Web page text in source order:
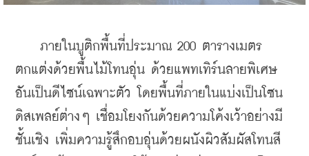
ภายในบูติกพื้นที่ประมาณ 200 ตารางเมตร
ตกแต่งด้วยพื้นไม้โทนอุ่น ด้วยแพทเทิร์นลายพิเศษ
อันเป็นดีไซน์เฉพาะตัว โดยพื้นที่ภายในแบ่งเป็นโซน
ดิสเพลย์ต่างๆ เชื่อมโยงกันด้วยความโค้งเว้าอย่างมี
ชั้นเชิง เพิ่มความรู้สึกอบอุ่นด้วยผนังผิวสัมผัสโทนสี